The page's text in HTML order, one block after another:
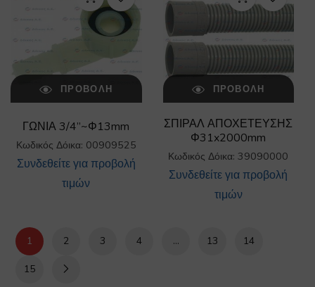
ΠΡΟΒΟΛΉ
ΓΩΝΙΑ 3/4”~Φ13mm
Κωδικός Δόικα: 00909525
Συνδεθείτε για προβολή
τιμών
ΠΡΟΒΟΛΉ
ΣΠΙΡΑΛ ΑΠΟΧΕΤΕΥΣΗΣ
Φ31x2000mm
Κωδικός Δόικα: 39090000
Συνδεθείτε για προβολή
τιμών
1 2 3 4 … 13 14
15